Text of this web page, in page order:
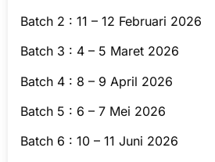
Batch 2 : 11 – 12 Februari 2026
Batch 3 : 4 – 5 Maret 2026
Batch 4 : 8 – 9 April 2026
Batch 5 : 6 – 7 Mei 2026
Batch 6 : 10 – 11 Juni 2026